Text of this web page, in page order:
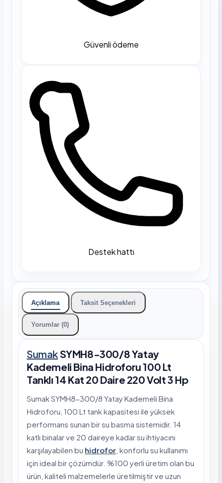
Güvenli ödeme
Destek hattı
Açıklama Taksit Seçenekleri
Yorumlar (0)
SumakSYMH8-300/8 Yatay
Kademeli Bina Hidroforu 100 Lt
Tanklı 14 Kat 20 Daire 220 Volt 3 Hp
Sumak SYMH8-300/8 Yatay Kademeli Bina
Hidroforu, 100 Lt tank kapasitesi ile yüksek
performans sunan bir su basma sistemidir. 14
katlı binalar ve 20 daireye kadar su ihtiyacını
karşılayabilen bu hidrofor , konforlu su kullanımı
için ideal bir çözümdür. %100 yerli üretim olan bu
ürün, kaliteli malzemelerle üretilmiştir ve uzun